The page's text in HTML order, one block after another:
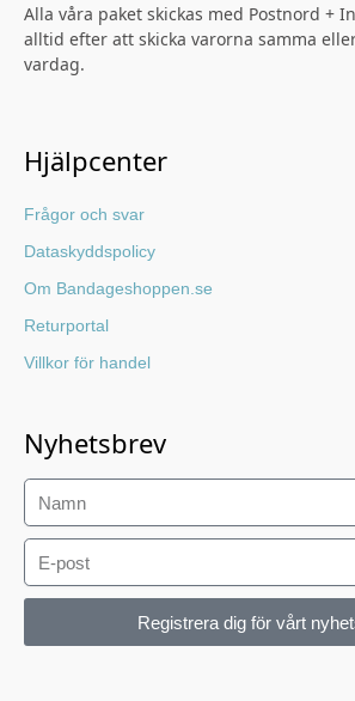
Alla våra paket skickas med Postnord +
alltid efter att skicka varorna samma
vardag.
Hjälpcenter
Frågor och svar
Dataskyddspolicy
Om Bandageshoppen.se
Returportal
Villkor för handel
Nyhetsbrev
Registrera dig för vårt